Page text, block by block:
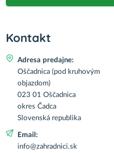
Kontakt
Adresa predajne:
Oščadnica (pod kruhovým
objazdom)
023 01 Oščadnica
okres Čadca
Slovenská republika
Email:
info@zahradnici.sk